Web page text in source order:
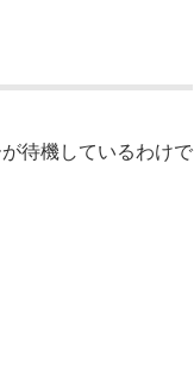
待機しているわけで